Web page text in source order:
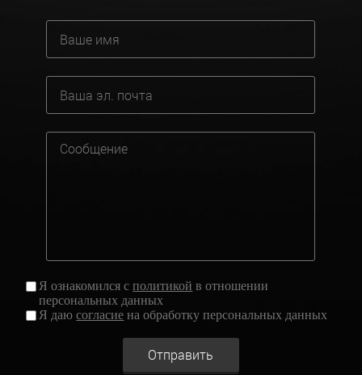
Я ознакомился сполитикой в отношении
персональных данных
Я даюсогласие на обработку персональных данных
Отправить